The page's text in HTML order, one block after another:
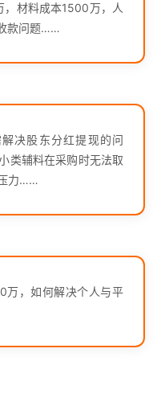
材料成本1500万，人
款问题……
决股东分红提现的问
类辅料在采购时无法取
力……
万，如何解决个人与平